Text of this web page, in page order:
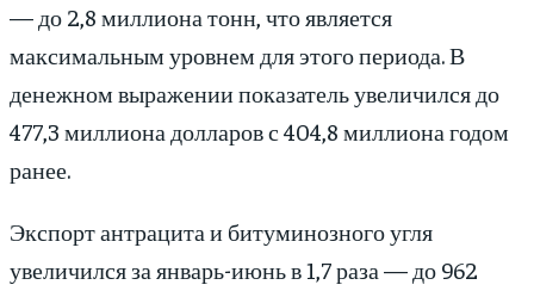
— до 2,8 миллиона тонн, что является
максимальным уровнем для этого периода. В
денежном выражении показатель увеличился до
477,3 миллиона долларов с 404,8 миллиона годом
ранее.
Экспорт антрацита и битуминозного угля
увеличился за январь-июнь в 1,7 раза — до 962